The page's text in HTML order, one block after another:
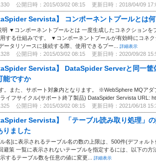
公開日時：2015/03/02 08:15 更新日時：2018/04/09
Servista】 コンポーネントプールとは
明 ▼コンポーネントプールとは 一度生成したコネクションを
する仕組みです。 ▼コンポーネントプールが有効時にコネ
ータリソースに接続する際、使用できるプー...
詳細表示
公開日時：2015/03/02 08:15 更新日時：2020/09/28
Servista】 DataSpider Serverと同一
能ですか
。また、サポート対象内となります。 ※WebSphere MQア
イフサイクル(サポート終了製品) DataSpider Servista URL:
公開日時：2015/03/02 08:15 更新日時：2021/06/18
Servista】 「テーブル読み取り処理」
りました
名]に表示されるテーブル名の数の上限は、500件(デフォル
避策 一覧に表示されないテーブルを指定するには、以下の
するテーブル数を任意の値に変更...
詳細表示